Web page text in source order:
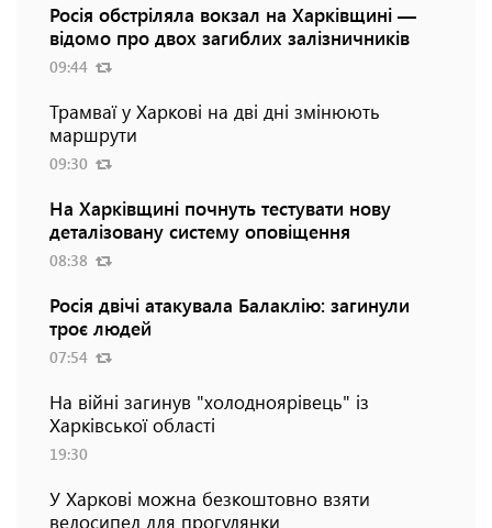
Росія обстріляла вокзал на Харківщині —
відомо про двох загиблих залізничників
09:44
Трамваї у Харкові на дві дні змінюють
маршрути
09:30
На Харківщині почнуть тестувати нову
деталізовану систему оповіщення
08:38
Росія двічі атакувала Балаклію: загинули
троє людей
07:54
На війні загинув "холодноярівець" із
Харківської області
19:30
У Харкові можна безкоштовно взяти
велосипед для прогулянки